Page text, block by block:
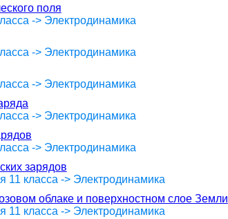
поля
-> Электродинамика
-> Электродинамика
-> Электродинамика
-> Электродинамика
-> Электродинамика
зарядов
11 класса -> Электродинамика
облаке и поверхностном слое Земли
11 класса -> Электродинамика